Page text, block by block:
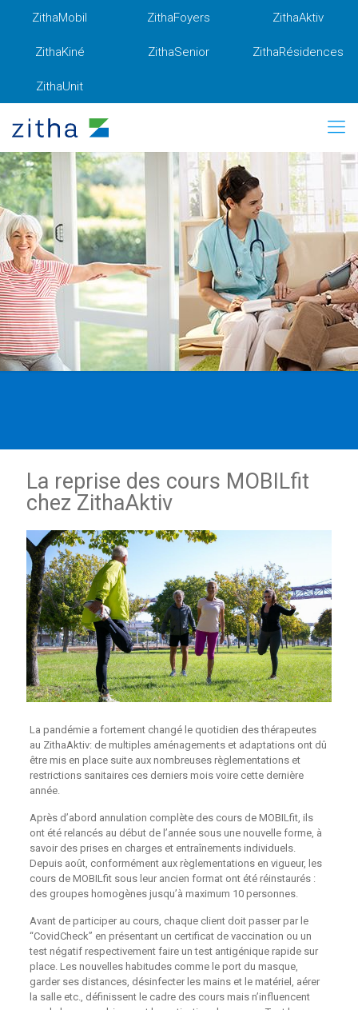
ZithaMobil ZithaFoyers ZithaAktiv
ZithaKiné ZithaSenior ZithaRésidences
ZithaUnit
La reprise des cours MOBILfit
chez ZithaAktiv
La pandémie a fortement changé le quotidien des thérapeutes
au ZithaAktiv: de multiples aménagements et adaptations ont dû
être mis en place suite aux nombreuses règlementations et
restrictions sanitaires ces derniers mois voire cette dernière
année.
Après d’abord annulation complète des cours de MOBILfit, ils
ont été relancés au début de l’année sous une nouvelle forme, à
savoir des prises en charges et entraînements individuels.
Depuis août, conformément aux règlementations en vigueur, les
cours de MOBILfit sous leur ancien format ont été réinstaurés :
des groupes homogènes jusqu’à maximum 10 personnes.
Avant de participer au cours, chaque client doit passer par le
“CovidCheck” en présentant un certificat de vaccination ou un
test négatif respectivement faire un test antigénique rapide sur
place. Les nouvelles habitudes comme le port du masque,
garder ses distances, désinfecter les mains et le matériel, aérer
la salle etc., définissent le cadre des cours mais n’influencent